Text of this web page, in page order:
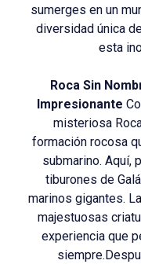
sumerges en un
diversidad única
esta
Roca Sin
Impresionante
misteriosa
formación rocosa
submarino. Aquí,
tiburones de
marinos gigantes.
majestuosas
experiencia que